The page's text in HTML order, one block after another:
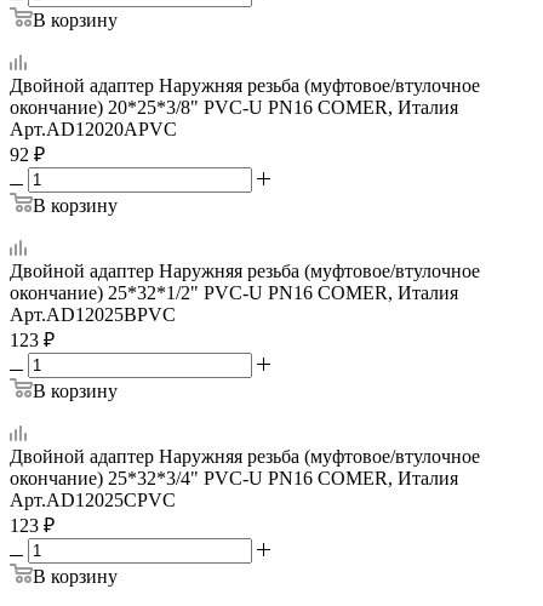
В корзину
Двойной адаптер Наружняя резьба (муфтовое/втулочное
окончание) 20*25*3/8" PVC-U PN16 COMER, Италия
Арт.AD12020APVC
92 ₽
В корзину
Двойной адаптер Наружняя резьба (муфтовое/втулочное
окончание) 25*32*1/2" PVC-U PN16 COMER, Италия
Арт.AD12025BPVC
123 ₽
В корзину
Двойной адаптер Наружняя резьба (муфтовое/втулочное
окончание) 25*32*3/4" PVC-U PN16 COMER, Италия
Арт.AD12025CPVC
123 ₽
В корзину